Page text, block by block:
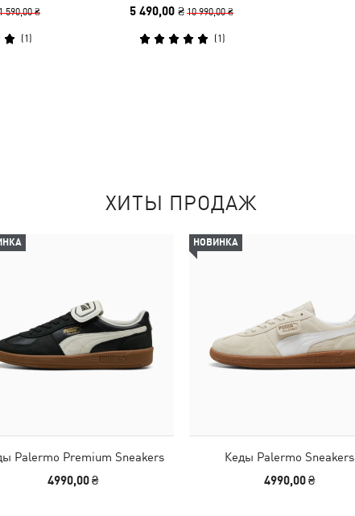
590,00 ₴
(1 )
5 490,00 ₴ 10 990,00 ₴
(1 )
ХИТЫ ПРОДАЖ
Palermo Premium Sneakers
4990,00 ₴
НОВИНКА
Кеды Palermo Sneakers
4990,00 ₴